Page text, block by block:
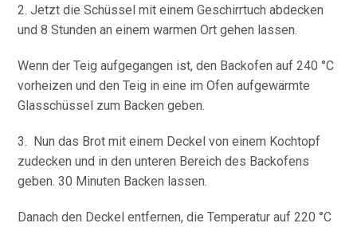
2. Jetzt die Schüssel mit einem Geschirrtuch abdecken
und 8 Stunden an einem warmen Ort gehen lassen.
Wenn der Teig aufgegangen ist, den Backofen auf 240 °C
vorheizen und den Teig in eine im Ofen aufgewärmte
Glasschüssel zum Backen geben.
3. Nun das Brot mit einem Deckel von einem Kochtopf
zudecken und in den unteren Bereich des Backofens
geben. 30 Minuten Backen lassen.
Danach den Deckel entfernen, die Temperatur auf 220 °C